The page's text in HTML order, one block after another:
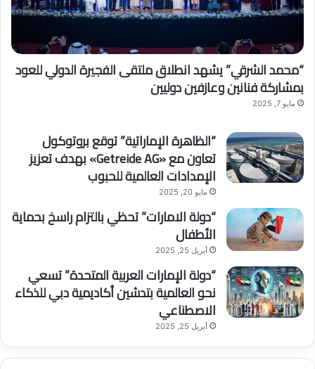
“محمد الشرقي” يشهد انطلاق ملتقى الفجيرة الدولي للعود
بمشاركة فنانين وعازفين دوليين
مايو 7, 2025
“الظاهرة الإماراتية” توقع بروتوكول
تعاون مع «Getreide AG» بهدف تعزيز
الإمدادات العالمية للحبوب
مايو 20, 2025
“دولة الامارات” تحظي بالتزام راسخ بحماية
الأطفال
أبريل 25, 2025
“دولة الإمارات العربية المتحدة” تسعي
نحو العالمية بتدشين أكاديمية دبي للذكاء
الاصطناعي
أبريل 25, 2025